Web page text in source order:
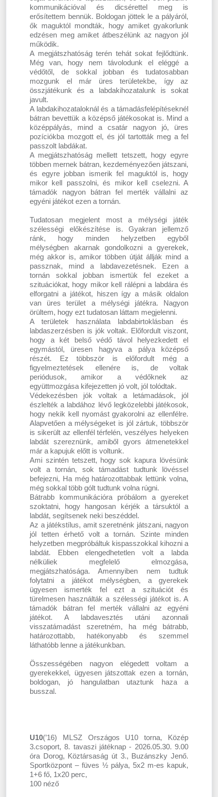
kommunikációval és dicsérettel meg is
erősítettem bennük. Boldogan jöttek le a pályáról,
ők maguktól mondták, hogy amiket gyakorlunk
edzésen meg amiket átbeszélünk az nagyon jól
működik.
A megjátszhatóság terén tehát sokat fejlődtünk.
Még van, hogy nem távolodunk el eléggé a
védőtől, de sokkal jobban és tudatosabban
mozgunk el már üres területekbe, így az
összjátékunk és a labdakihozatalunk is sokat
javult.
A labdakihozataloknál és a támadásfelépítéseknél
bátran bevettük a középső játékosokat is. Mind a
középpályás, mind a csatár nagyon jó, üres
pozíciókba mozgott el, és jól tartották meg a fel
passzolt labdákat.
A megjátszhatóság mellett tetszett, hogy egyre
többen mernek bátran, kezdeményezően játszani,
és egyre jobban ismerik fel maguktól is, hogy
mikor kell passzolni, és mikor kell cselezni. A
támadók nagyon bátran fel merték vállalni az
egyéni játékot ezen a tornán.
Tudatosan megjelent most a mélységi játék
szélességi előkészítése is. Gyakran jellemző
ránk, hogy minden helyzetben egyből
mélységben akarnak gondolkozni a gyerekek,
még akkor is, amikor többen útját állják mind a
passznak, mind a labdavezetésnek. Ezen a
tornán sokkal jobban ismertük fel ezeket a
szituációkat, hogy mikor kell rálépni a labdára és
elforgatni a játékot, hiszen így a másik oldalon
van üres terület a mélységi játékra. Nagyon
örültem, hogy ezt tudatosan láttam megjelenni.
A területek használata labdabirtoklásban és
labdaszerzésben is jók voltak. Előfordult viszont,
hogy a két belső védő távol helyezkedett el
egymástól, üresen hagyva a pálya középső
részét. Ez többször is előfordult még a
figyelmeztetések ellenére is, de voltak
periódusok, amikor a védőknek az
együttmozgása kifejezetten jó volt, jól tolódtak.
Védekezésben jók voltak a letámadások, jól
észlelték a labdához lévő legközelebbi játékosok,
hogy nekik kell nyomást gyakorolni az ellenfélre.
Alapvetően a mélységeket is jól zártuk, többször
is sikerült az ellenfél térfelén, veszélyes helyeken
labdát szereznünk, amiből gyors átmenetekkel
már a kapujuk előtt is voltunk.
Ami szintén tetszett, hogy sok kapura lövésünk
volt a tornán, sok támadást tudtunk lövéssel
befejezni, Ha még határozottabbak lettünk volna,
még sokkal több gólt tudtunk volna rúgni.
Bátrabb kommunikációra próbálom a gyereket
szoktatni, hogy hangosan kérjék a társuktól a
labdát, segítsenek neki beszéddel.
Az a játékstílus, amit szeretnénk játszani, nagyon
jól tetten érhető volt a tornán. Szinte minden
helyzetben megpróbáltuk kispasszokkal kihozni a
labdát. Ebben elengedhetetlen volt a labda
nélküliek megfelelő elmozgása,
megjátszhatósága. Amennyiben nem tudtuk
folytatni a játékot mélységben, a gyerekek
ügyesen ismerték fel ezt a szituációt és
türelmesen használták a szélességi játékot is. A
támadók bátran fel merték vállalni az egyéni
játékot. A labdavesztés utáni azonnali
visszatámadást szeretném, ha még bátrabb,
határozottabb, hatékonyabb és szemmel
láthatóbb lenne a játékunkban.
Összességében nagyon elégedett voltam a
gyerekekkel, ügyesen játszottak ezen a tornán,
boldogan, jó hangulatban utaztunk haza a
busszal.
U10(’16) MLSZ Országos U10 torna, Közép
3.csoport, 8. tavaszi játéknap - 2026.05.30. 9.00
óra Dorog, Köztársaság út 3., Buzánszky Jenő.
Sportközpont – füves ½ pálya, 5x2 m-es kapuk,
1+6 fő, 1x20 perc,
100 néző